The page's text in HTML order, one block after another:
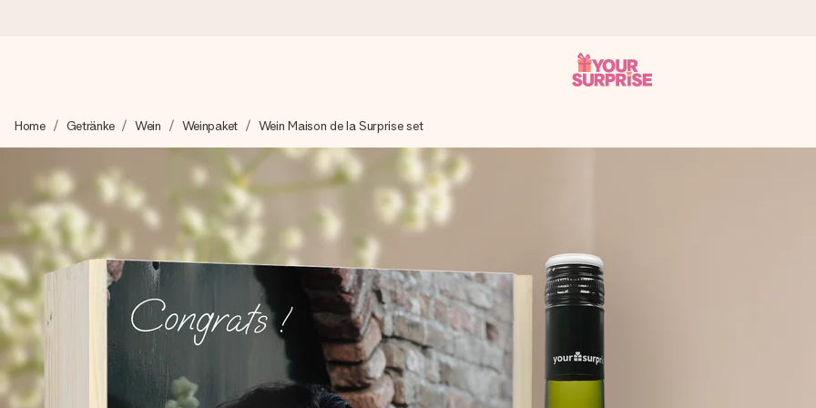
Wir bereiten dein Geschenk sorgfältig vor und schicken es blitzschnell – damit du es genau zum richtigen Zeitpunkt überreichen
zählt.
4,8 (basierend auf +15.000 Bewertungen)
Unsere Geschenke begeistern. Kunden bewerten uns mit 4,8 bei Google Reviews (Gesamtergebnis aller Länder, in die wir
+49 39292 929695
Montag - Freitag : 8:30 - 17:00 Uhr
Samstag - Sonntag : 8:30 - 13:00 Uhr
Home Getränke Wein Weinpaket Wein Maison de la Surprise set